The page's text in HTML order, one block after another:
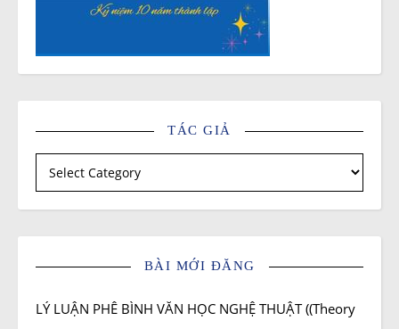
TÁC GIẢ
Tác giả
BÀI MỚI ĐĂNG
LÝ LUẬN PHÊ BÌNH VĂN HỌC NGHỆ THUẬT ((Theory